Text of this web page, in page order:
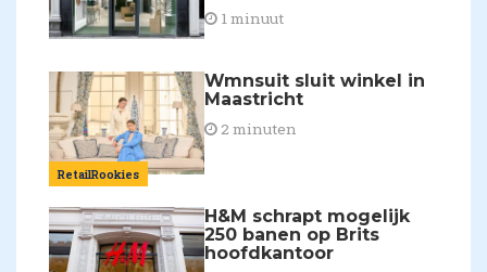
1 minuut
RetailRookies
Wmnsuit sluit winkel in
Maastricht
2 minuten
H&M schrapt mogelijk
250 banen op Brits
hoofdkantoor